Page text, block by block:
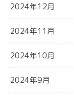
2024年12月
2024年11月
2024年10月
2024年9月